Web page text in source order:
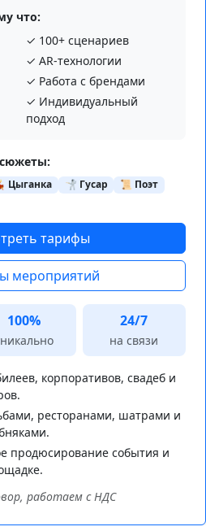
что:
✓ 100+ сценариев
✓ AR‑технологии
✓ Работа с брендами
✓ Индивидуальный
подход
Цыганка 🤺 Гусар
📜 Поэт
тарифы
мероприятий
100% 24/7
на связи
корпоративов, свадеб и
ресторанами, шатрами и
продюсирование события и
работаем с НДС